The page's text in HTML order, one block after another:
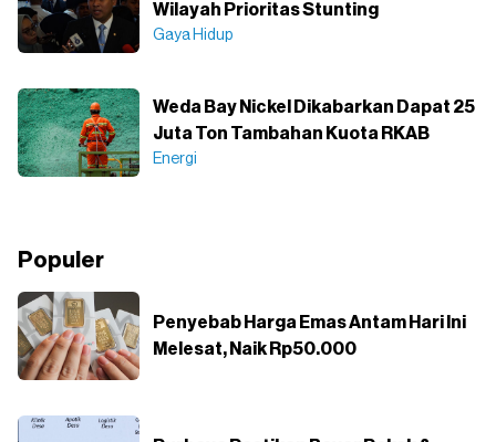
Wilayah Prioritas Stunting
Gaya Hidup
Weda Bay Nickel Dikabarkan Dapat 25
Juta Ton Tambahan Kuota RKAB
Energi
Populer
Penyebab Harga Emas Antam Hari Ini
Melesat, Naik Rp50.000